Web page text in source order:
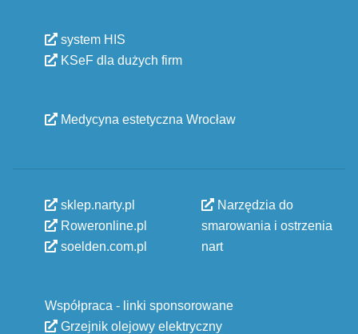
system HIS
KSeF dla dużych firm
Medycyna estetyczna Wrocław
sklep.narty.pl
Roweronline.pl
soelden.com.pl
Narzędzia do
smarowania i ostrzenia
nart
Współpraca - linki sponsorowane
Grzejnik olejowy elektryczny